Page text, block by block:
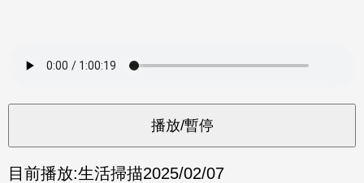
目前播放:生活掃描2025/02/07